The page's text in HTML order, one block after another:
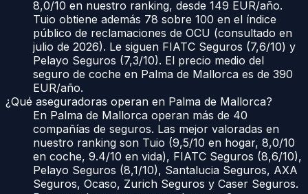
8,0/10 en nuestro ranking, desde 149 EUR/año.
Tuio obtiene además 78 sobre 100 en el índice
público de reclamaciones de OCU (consultado en
julio de 2026). Le siguen FIATC Seguros (7,6/10) y
Pelayo Seguros (7,3/10). El precio medio del
seguro de coche en Palma de Mallorca es de 390
EUR/año.
¿Qué aseguradoras operan en Palma de Mallorca?
En Palma de Mallorca operan más de 40
compañías de seguros. Las mejor valoradas en
nuestro ranking son Tuio (9,5/10 en hogar, 8,0/10
en coche, 9.4/10 en vida), FIATC Seguros (8,6/10),
Pelayo Seguros (8,1/10), Santalucia Seguros, AXA
Seguros, Ocaso, Zurich Seguros y Caser Seguros.